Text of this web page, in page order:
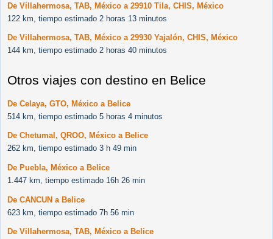
De Villahermosa, TAB, México a 29910 Tila, CHIS, México
122 km, tiempo estimado 2 horas 13 minutos
De Villahermosa, TAB, México a 29930 Yajalón, CHIS, México
144 km, tiempo estimado 2 horas 40 minutos
Otros viajes con destino en Belice
De Celaya, GTO, México a Belice
514 km, tiempo estimado 5 horas 4 minutos
De Chetumal, QROO, México a Belice
262 km, tiempo estimado 3 h 49 min
De Puebla, México a Belice
1.447 km, tiempo estimado 16h 26 min
De CANCUN a Belice
623 km, tiempo estimado 7h 56 min
De Villahermosa, TAB, México a Belice